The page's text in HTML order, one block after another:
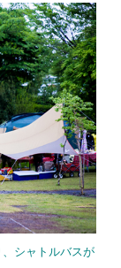
シャトルバスが